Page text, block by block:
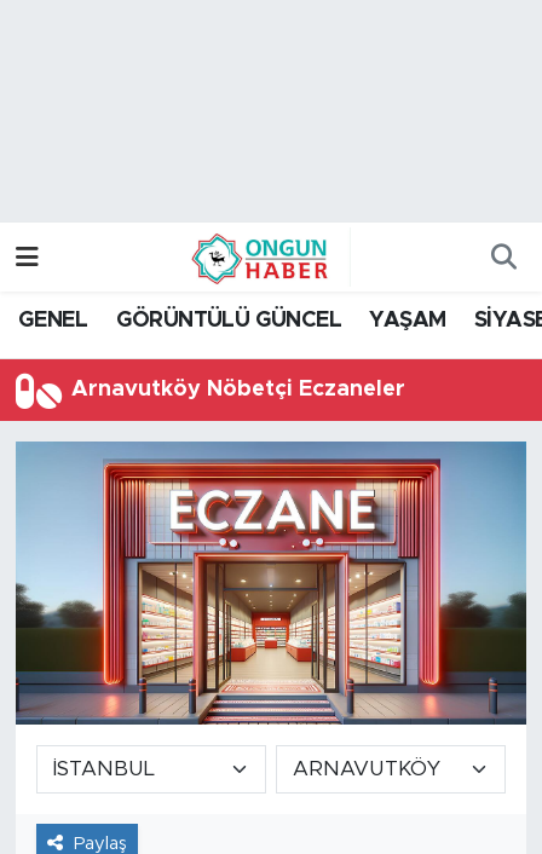
GENEL GÖRÜNTÜLÜ GÜNCEL YAŞAM
Arnavutköy Nöbetçi Eczaneler
Paylaş
Trafik Durumu
Tüm Manşetler
Son Dakika Haberleri
Haber Arşivi